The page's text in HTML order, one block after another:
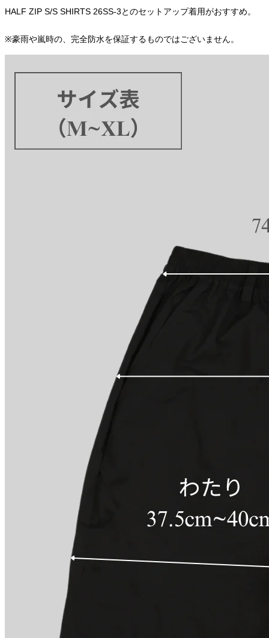
HALF ZIP S/S SHIRTS 26SS-3とのセットアップ着用がおすすめ。
※豪雨や嵐時の、完全防水を保証するものではございません。